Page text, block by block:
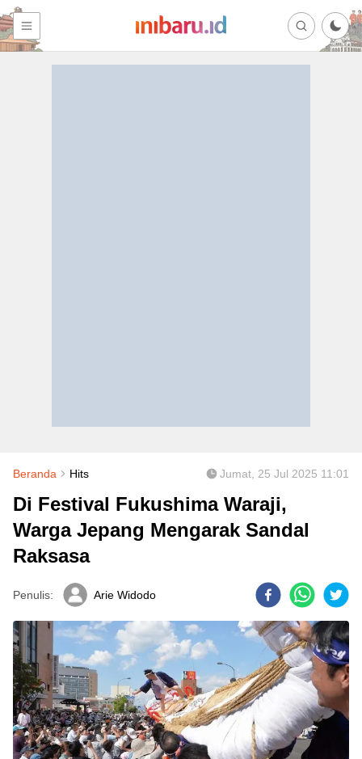
Beranda Hits Jumat, 25 Jul 2025 11:01
Di Festival Fukushima Waraji,
Warga Jepang Mengarak Sandal
Raksasa
Penulis: Arie Widodo